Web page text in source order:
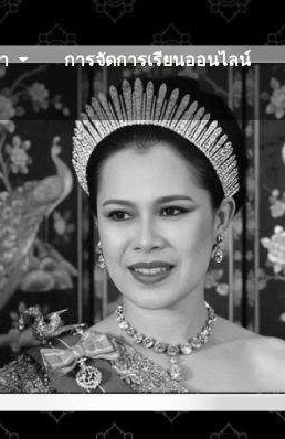
การจัดการเรียนออนไลน์